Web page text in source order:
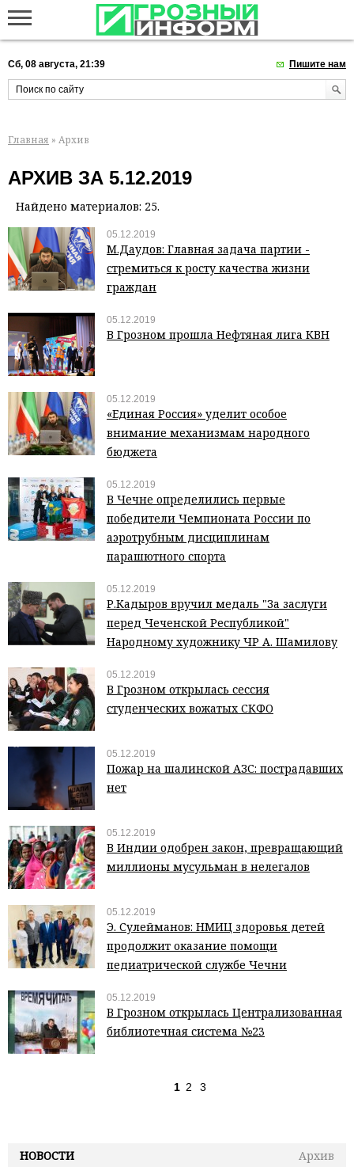
Сб, 08 августа, 21:39 Пишите нам
НОВОСТИ
Архив
Главная » Архив
АРХИВ ЗА 5.12.2019
Найдено материалов: 25.
05.12.2019
М.Даудов: Главная задача партии -
стремиться к росту качества жизни
граждан
05.12.2019
В Грозном прошла Нефтяная лига КВН
05.12.2019
«Единая Россия» уделит особое
внимание механизмам народного
бюджета
05.12.2019
В Чечне определились первые
победители Чемпионата России по
аэротрубным дисциплинам
парашютного спорта
05.12.2019
Р.Кадыров вручил медаль "За заслуги
перед Чеченской Республикой"
Народному художнику ЧР А. Шамилову
05.12.2019
В Грозном открылась сессия
студенческих вожатых СКФО
05.12.2019
Пожар на шалинской АЗС: пострадавших
нет
05.12.2019
В Индии одобрен закон, превращающий
миллионы мусульман в нелегалов
05.12.2019
Э. Сулейманов: НМИЦ здоровья детей
продолжит оказание помощи
педиатрической службе Чечни
05.12.2019
В Грозном открылась Централизованная
библиотечная система №23
1 2 3